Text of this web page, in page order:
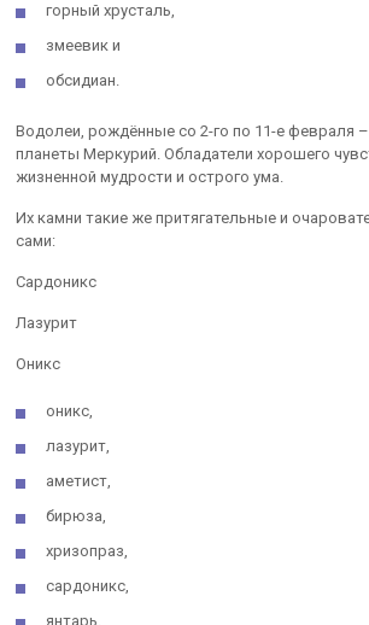
горный хрусталь,
змеевик и
обсидиан.
Водолеи, рождённые со 2-го по 11-е февраля
планеты Меркурий. Обладатели хорошего
жизненной мудрости и острого ума.
Их камни такие же притягательные и
сами:
Сардоникс
Лазурит
Оникс
оникс,
лазурит,
аметист,
бирюза,
хризопраз,
сардоникс,
янтарь.